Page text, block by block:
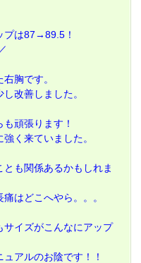
プは87→89.5！
胸です。
改善しました。
頑張ります！
く来ていました。
も関係あるかもしれま
はどこへやら。。。
サイズがこんなにアップ
アルのお陰です！！